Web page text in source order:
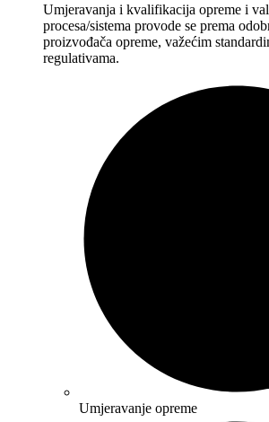
Umjeravanja i kvalifikacija opreme i
procesa/sistema provode se prema
proizvođača opreme, važećim
regulativama.
Umjeravanje opreme